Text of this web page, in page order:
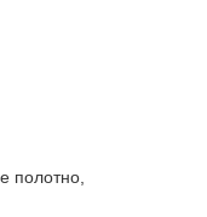
полотно,